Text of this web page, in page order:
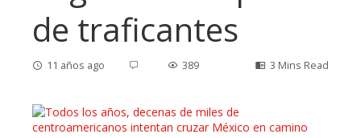
de traficantes
11 años ago 389 3 Mins Read